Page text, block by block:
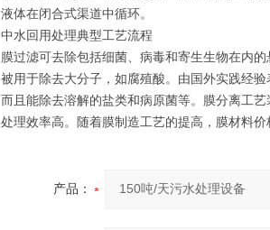
液体在闭合式渠道中循环。
中水回用处理典型工艺流程
膜过滤可去除包括细菌、病毒和寄生生物在内
被用于除去大分子，如腐殖酸。由国外实践经
而且能除去溶解的盐类和病原菌等。膜分离工
处理效率高。随着膜制造工艺的提高，膜材料
产品：